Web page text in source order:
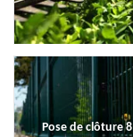
Pose de clôture